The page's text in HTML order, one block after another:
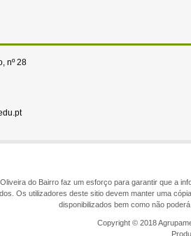
nº 28
do Bairro faz um esforço para garantir que a
Os utilizadores deste sitio devem manter uma
disponibilizados bem como não
Copyright © 2018